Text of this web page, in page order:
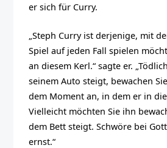
er sich für Curry.
„Steph Curry ist derjenige, mit
Spiel auf jeden Fall spielen
an diesem Kerl.“sagte er.
seinem Auto steigt, bewachen
dem Moment an, in dem er in
Vielleicht möchten Sie ihn
dem Bett steigt. Schwöre bei
ernst.“